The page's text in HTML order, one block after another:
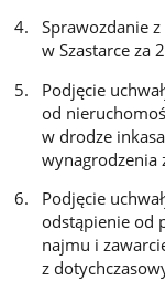
Sprawozdanie z
w Szastarce za
Podjęcie
od
w drodze
wynagrodzenia
Podjęcie
odstąpienie od
najmu i
z